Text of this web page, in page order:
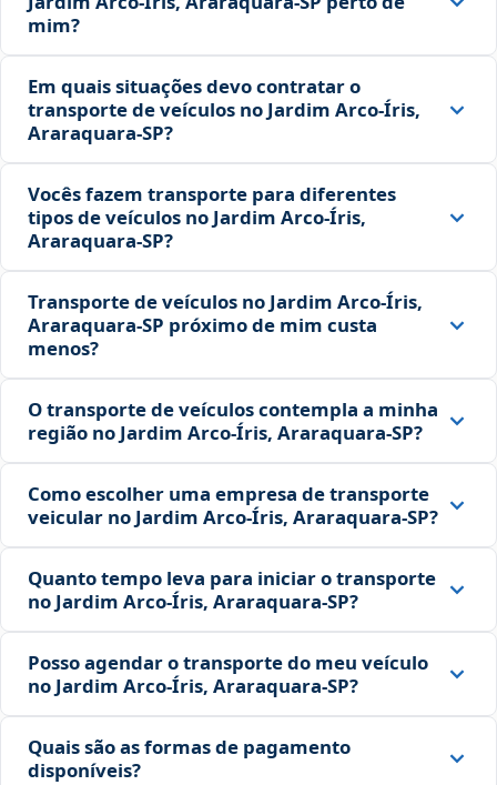
mim?
Em quais situações devo contratar o
transporte de veículos no Jardim Arco‑Íris,
Araraquara‑SP?
Vocês fazem transporte para diferentes
tipos de veículos no Jardim Arco‑Íris,
Araraquara‑SP?
Transporte de veículos no Jardim Arco‑Íris,
Araraquara‑SP próximo de mim custa
menos?
O transporte de veículos contempla a minha
região no Jardim Arco‑Íris, Araraquara‑SP?
Como escolher uma empresa de transporte
veicular no Jardim Arco‑Íris, Araraquara‑SP?
Quanto tempo leva para iniciar o transporte
no Jardim Arco‑Íris, Araraquara‑SP?
Posso agendar o transporte do meu veículo
no Jardim Arco‑Íris, Araraquara‑SP?
Quais são as formas de pagamento
disponíveis?